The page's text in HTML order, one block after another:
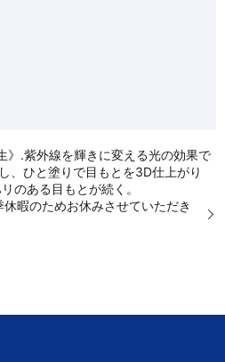
》.紫外線を輝きに変える光の効果で
、ひと塗りで目もとを3D仕上がり
のある目もとが続く。
暇のためお休みさせていただき